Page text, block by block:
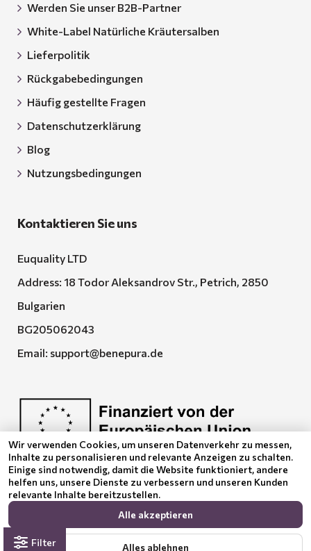
Filter
Werden Sie unser B2B-Partner
White-Label Natürliche Kräutersalben
Lieferpolitik
Rückgabebedingungen
Häufig gestellte Fragen
Datenschutzerklärung
Blog
Nutzungsbedingungen
Kontaktieren Sie uns
Euquality LTD
Address: 18 Todor Aleksandrov Str., Petrich, 2850
Bulgarien
BG205062043
Email: support@benepura.de
Euquality LTD führt den Vertrag No. BG-RRP-3.005-
2120-C01
Wir verwenden Cookies, um unseren Datenverkehr zu messen,
Inhalte zu personalisieren und relevante Anzeigen zu schalten.
Einige sind notwendig, damit die Website funktioniert, andere
helfen uns, unsere Dienste zu verbessern und unseren Kunden
relevante Inhalte bereitzustellen.
Alle akzeptieren
Alles ablehnen